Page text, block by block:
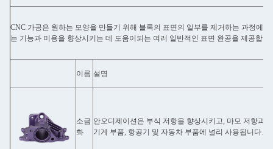
CNC 가공은 원하는 모양을 만들기 위해 블록의 표면의 일부를 제거하는 과정에
는 기능과 미용을 향상시키는 데 도움이되는 여러 일반적인 표면 완공을 제공합니
이름 설명
소금
화
안오디제이션은 부식 저항을 향상시키고, 마모 저항과
기계 부품, 항공기 및 자동차 부품에 널리 사용됩니다.정